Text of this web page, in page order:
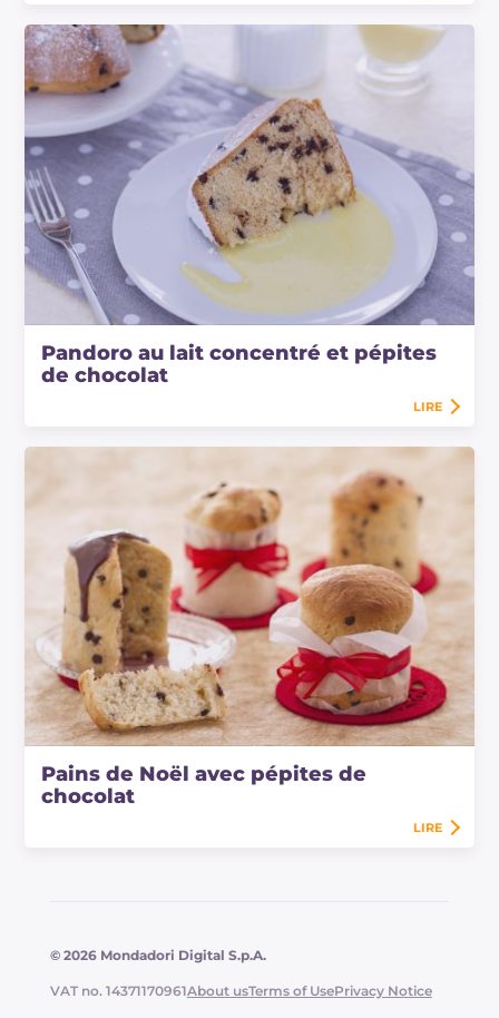
Pandoro au lait concentré et pépites
de chocolat
LIRE
Pains de Noël avec pépites de
chocolat
LIRE
© 2026 Mondadori Digital S.p.A.
VAT no. 14371170961About usTerms of UsePrivacy Notice